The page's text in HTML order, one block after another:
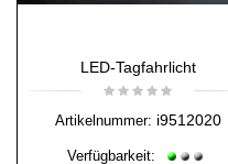
LED-Tagfahrlicht
Artikelnummer: i9512020
Verfügbarkeit: